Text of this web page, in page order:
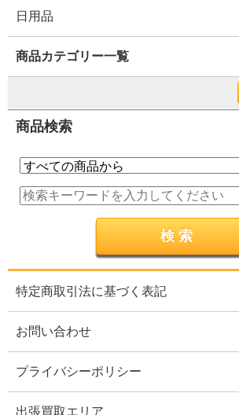
日用品
商品カテゴリー一覧
商品検索
特定商取引法に基づく表記
お問い合わせ
プライバシーポリシー
出張買取エリア